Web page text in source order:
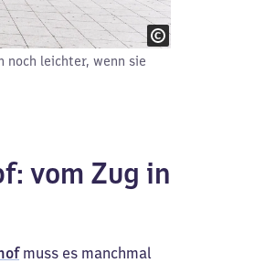
noch leichter, wenn sie
vom Zug in
muss es manchmal